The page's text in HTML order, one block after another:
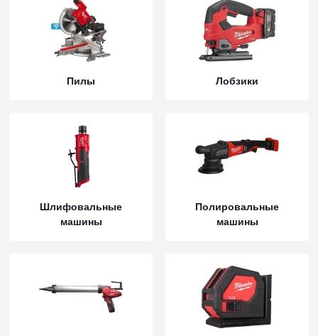
Пилы Лобзики
Шлифовальные
машины
Полировальные
машины